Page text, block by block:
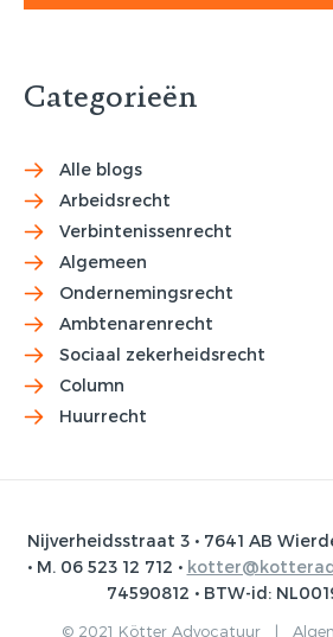
Categorieën
Alle blogs
Arbeidsrecht
Verbintenissenrecht
Algemeen
Ondernemingsrecht
Ambtenarenrecht
Sociaal zekerheidsrecht
Column
Huurrecht
Nijverheidsstraat 3 • 7641 AB
• M. 06 523 12 712 •
74590812 • BTW-id:
© 2021 Kötter Advocatuur |